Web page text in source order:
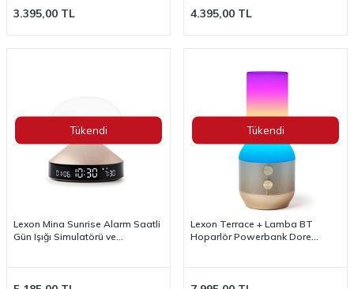
3.395,00 TL 4.395,00 TL
Tükendi
Lexon Mina Sunrise Alarm Saatli
Gün Işığı Simulatörü ve
Tükendi
Lexon Terrace + Lamba BT
Hoparlör Powerbank Dore